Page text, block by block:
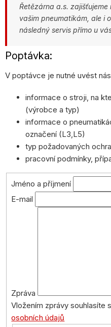
Řetězárna a.s.
vašim pneumatikám, ale i
následný servis přímo u
Poptávka:
V poptávce je nutné uvést
informace o stroji, na
(výrobce a typ)
informace o
označení (L3,L5)
typ požadovaných
pracovní podmínky,
Jméno a příjmení
E-mail
Zpráva
Vložením zprávy souhlasíte
osobních údajů